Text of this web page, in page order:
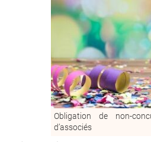
Obligation de non-
d’associés